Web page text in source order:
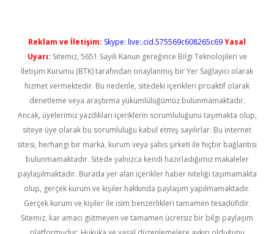
Reklam ve İletişim: Skype: live:.cid.575569c608265c69Yasal
Uyarı: Sitemiz, 5651 Sayılı Kanun gereğince Bilgi Teknolojileri ve
İletişim Kurumu (BTK) tarafından onaylanmış bir Yer Sağlayıcı olarak
hizmet vermektedir. Bu nedenle, sitedeki içerikleri proaktif olarak
denetleme veya araştırma yükümlülüğümüz bulunmamaktadır.
Ancak, üyelerimiz yazdıkları içeriklerin sorumluluğunu taşımakta olup,
siteye üye olarak bu sorumluluğu kabul etmiş sayılırlar. Bu internet
sitesi, herhangi bir marka, kurum veya şahıs şirketi ile hiçbir bağlantısı
bulunmamaktadır. Sitede yalnızca kendi hazırladığımız makaleler
paylaşılmaktadır. Burada yer alan içerikler haber niteliği taşımamakta
olup, gerçek kurum ve kişiler hakkında paylaşım yapılmamaktadır.
Gerçek kurum ve kişiler ile isim benzerlikleri tamamen tesadüfidir.
Sitemiz, kar amacı gütmeyen ve tamamen ücretsiz bir bilgi paylaşım